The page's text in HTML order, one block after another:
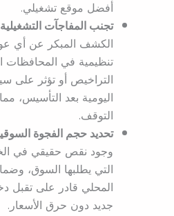
أفضل موقع تشغيلي.
تجنب المفاجآت
الكشف المبكر عن أي
تنظيمية في المحافظات
التراخيص أو تؤثر على
اليومية بعد التأسيس،
التوقف.
تحديد حجم الفجوة
وجود نقص حقيقي في
التي يطلبها السوق،
المحلي قادر على تقبل
جديد دون حرق الأسعار.